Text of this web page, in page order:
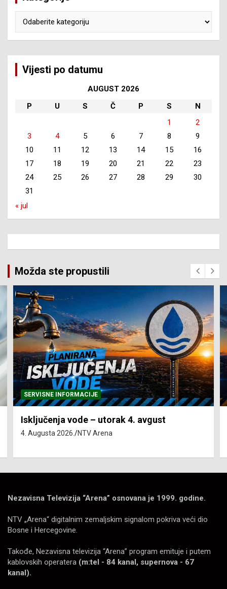
Vijesti po datumu
AUGUST 2026
P
U S Č P S
N
1
2
3
4 5 6 7 8
9
10
11 12 13 14 15
16
17
18 19 20 21 22
23
24
25 26 27 28 29
30
31
« jul
Možda ste propustili
SERVISNE INFORMACIJE
Isključenja vode – utorak 4. avgust
4. Augusta 2026. NTV Arena
Nezavisna Televizija “Arena” osnovana je 1999. godine.
NTV „Arena“ digitalnim zemaljskim signalom pokriva veći dio
Bosne i Hercegovine.
Takođe, Nezavisna televizija “Arena” program emituje i putem
kablovskih operatera (m:tel - 84 kanal, supernova - 67
kanal).